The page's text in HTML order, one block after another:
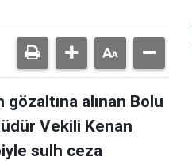
alınan Bolu
Vekili Kenan
sulh ceza